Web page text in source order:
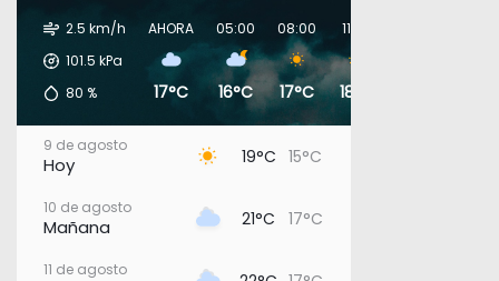
2.5 km/h
101.5 kPa
80 %
AHORA
17°C
05:00
16°C
08:00
17°C
11:00
18°C
9 de agosto
Hoy 19°C 15°C
10 de agosto
Mañana 21°C 17°C
11 de agosto